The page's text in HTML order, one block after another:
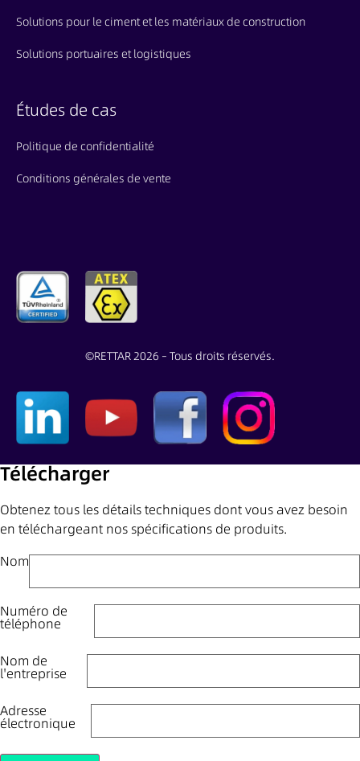
Solutions pour le ciment et les matériaux de construction
Solutions portuaires et logistiques
Études de cas
Politique de confidentialité
Conditions générales de vente
©RETTAR 2026 – Tous droits réservés.
Télécharger
Obtenez tous les détails techniques dont vous avez besoin
en téléchargeant nos spécifications de produits.
Nom
Numéro de
téléphone
Nom de
l'entreprise
Adresse
électronique